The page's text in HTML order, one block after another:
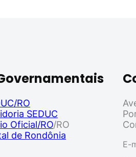
RO
SEDUC
Oficial/RO/RO
de Rondônia
E-